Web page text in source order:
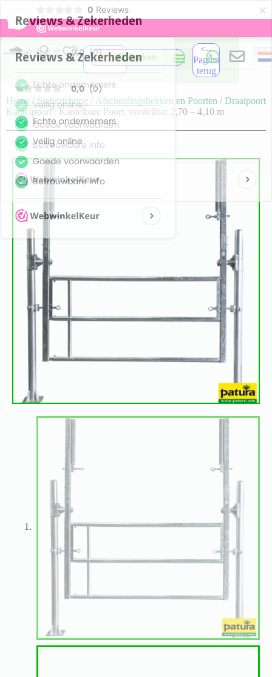
-
0 Reviews ×
Zoeken
<--
Pagina
terug
Home / Stalinrichting / Afscheidingshekken en Poorten /Draaipoort
Kantelpoort/ Kantelbare Poort, verstellbar 2,70 – 4,10 m